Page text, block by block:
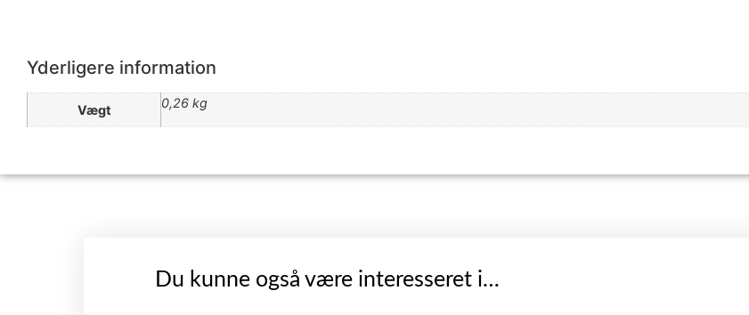
Yderligere information
Vægt 0,26 kg
Du kunne også være interesseret i…